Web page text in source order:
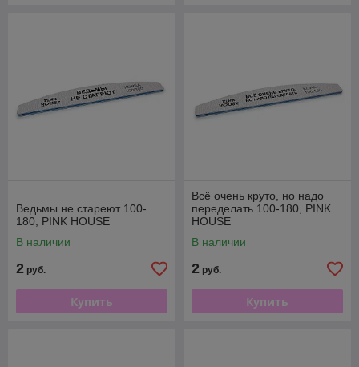
Ведьмы не стареют 100-
180, PINK HOUSE
В наличии
2 руб.
Купить
Всё очень круто, но надо
переделать 100-180, PINK
HOUSE
В наличии
2 руб.
Купить